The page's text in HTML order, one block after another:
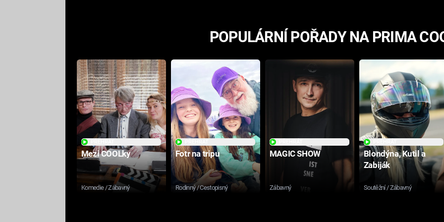
POPULÁRNÍ POŘADY NA PRIMA
Mezi COOLky
Komedie / Zábavný
Fotr na tripu
Rodinný / Cestopisný
MAGIC SHOW
Zábavný
Blondýna, Kutil a
Zabiják
Soutěžní / Zábavný